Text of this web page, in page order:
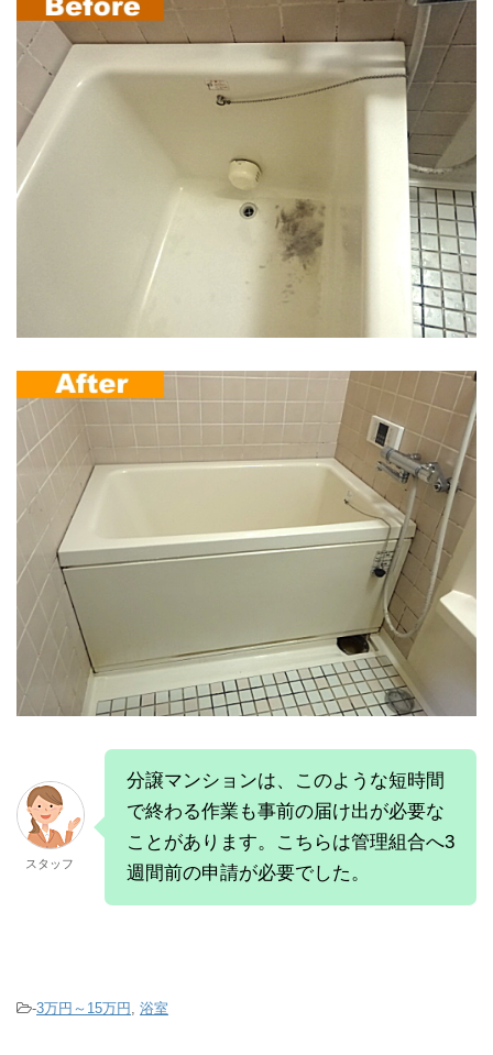
スタッフ
分譲マンションは、このような短時間
で終わる作業も事前の届け出が必要な
ことがあります。こちらは管理組合へ3
週間前の申請が必要でした。
-3万円～15万円 浴室